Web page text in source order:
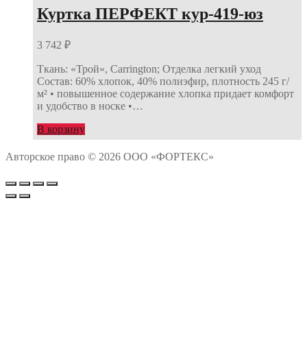
Куртка ПЕРФЕКТ кур-419-юз
3 742 ₽
Ткань: «Трой», Carrington; Отделка легкий уход
Состав: 60% хлопок, 40% полиэфир, плотность 245 г/
м² • повышенное содержание хлопка придает комфорт
и удобство в носке •…
В корзину
Авторское право © 2026 ООО «ФОРТЕКС»